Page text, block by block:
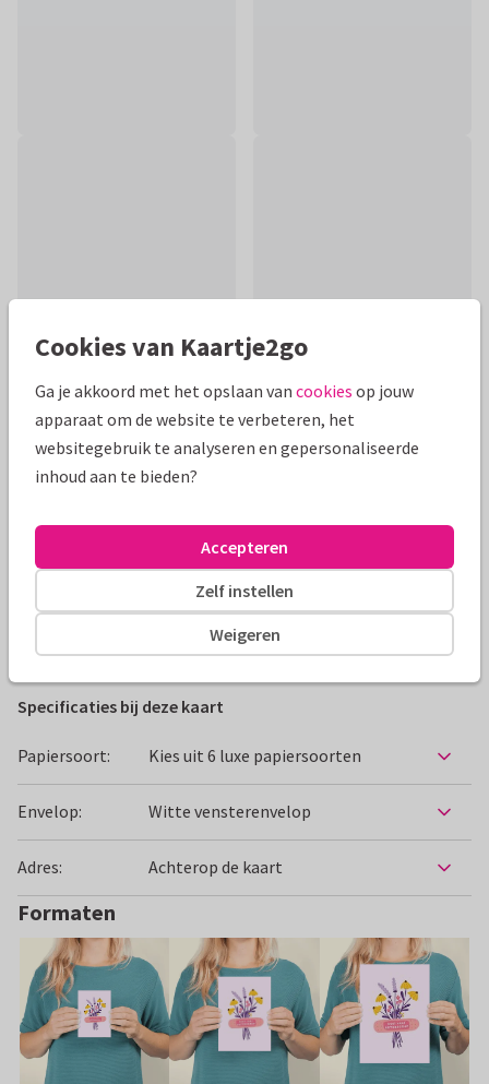
Productinformatie
Een lieve beterschapskaart om iemand op te beuren. Lieve
verzachten.
Alle kaarten zijn helemaal naar wens aan te passen
MaZou
Specificaties bij deze kaart
Papiersoort: Kies uit 6 luxe papiersoorten
Envelop: Witte vensterenvelop
Adres: Achterop de kaart
Formaten
Cookies van Kaartje2go
Ga je akkoord met het opslaan van cookies op jouw
apparaat om de website te verbeteren, het
websitegebruik te analyseren en gepersonaliseerde
inhoud aan te bieden?
Weigeren
Zelf instellen
Accepteren